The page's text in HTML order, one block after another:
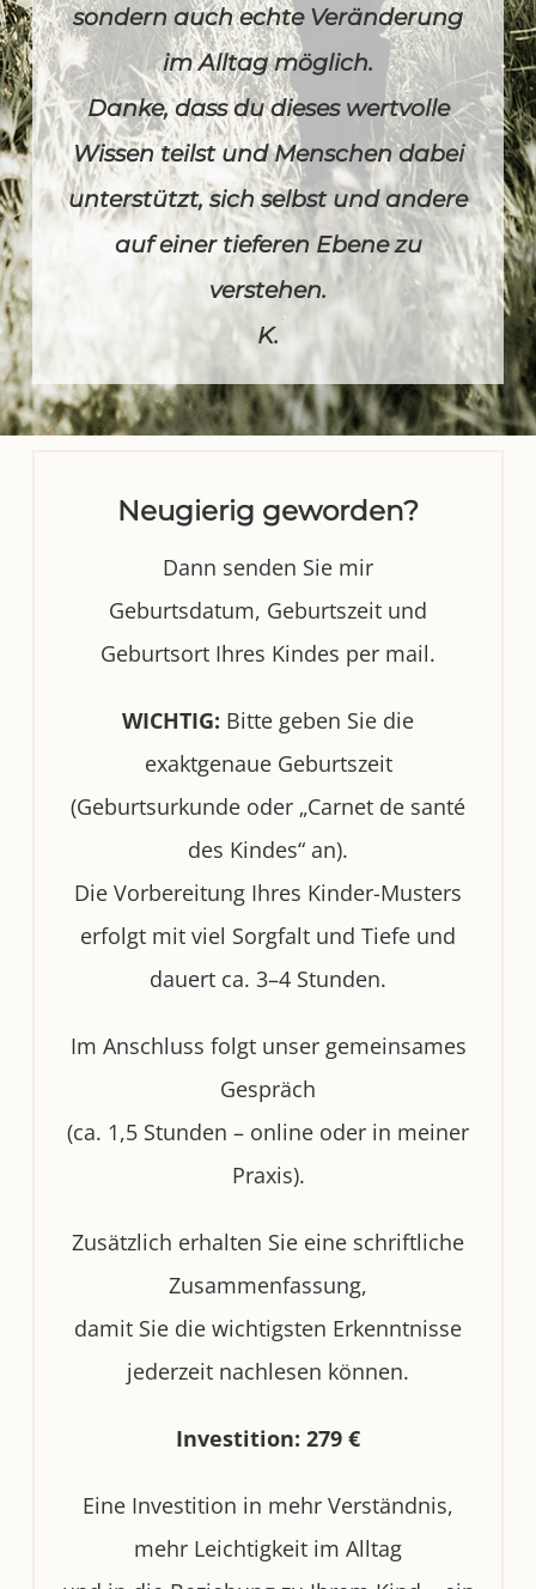
sondern auch echte Veränderung
im Alltag möglich.
Danke, dass du dieses wertvolle
Wissen teilst und Menschen dabei
unterstützt, sich selbst und andere
auf einer tieferen Ebene zu
verstehen.
K.
Neugierig geworden?
Dann senden Sie mir
Geburtsdatum, Geburtszeit und
Geburtsort Ihres Kindes per mail.
WICHTIG: Bitte geben Sie die
exaktgenaue Geburtszeit
(Geburtsurkunde oder „Carnet de santé
des Kindes“ an).
Die Vorbereitung Ihres Kinder-Musters
erfolgt mit viel Sorgfalt und Tiefe und
dauert ca. 3–4 Stunden.
Im Anschluss folgt unser gemeinsames
Gespräch
(ca. 1,5 Stunden – online oder in meiner
Praxis).
Zusätzlich erhalten Sie eine schriftliche
Zusammenfassung,
damit Sie die wichtigsten Erkenntnisse
jederzeit nachlesen können.
Investition: 279 €
Eine Investition in mehr Verständnis,
mehr Leichtigkeit im Alltag